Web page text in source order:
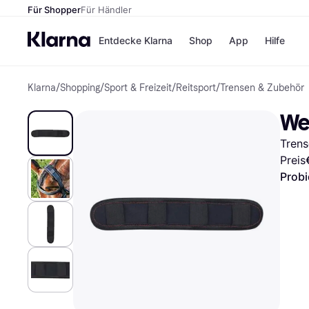
Für ShopperFür Händler
Entdecke Klarna
Zahlungsmethoden
Bezahle in bis zu 30
Shop
Shops
H&M
Temu
Alle Shops
App Hilfe
Klarna/Shopping/Sport & Freizeit/Reitsport/Trensen & Zubehör
Preis